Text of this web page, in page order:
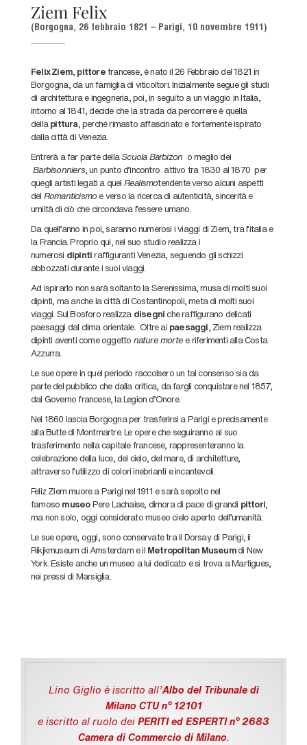
Ziem Felix
(Borgogna, 26 febbraio 1821 – Parigi, 10 novembre 1911)
Felix Ziem, pittorefrancese, è nato il 26 Febbraio del 1821 in
Borgogna, da un famiglia di viticoltori. Inizialmente segue gli studi
di architettura e ingegneria, poi, in seguito a un viaggio in Italia,
intorno al 1841, decide che la strada da percorrere è quella
della pittura, perché rimasto affascinato e fortemente ispirato
dalla città di Venezia.
Entrerà a far parte dellaScuola Barbizon o meglio dei
Barbisonniers, un punto d’incontro attivo tra 1830 al 1870 per
quegli artisti legati a quel Realismotendente verso alcuni aspetti
del Romanticismoe verso la ricerca di autenticità, sincerità e
umiltà di ciò che circondava l’essere umano.
Da quell’anno in poi, saranno numerosi i viaggi di Ziem, tra l’italia e
la Francia. Proprio qui, nel suo studio realizza i
numerosi dipintiraffiguranti Venezia, seguendo gli schizzi
abbozzati durante i suoi viaggi.
Ad ispirarlo non sarà soltanto la Serenissima, musa di molti suoi
dipinti, ma anche la città di Costantinopoli, meta di molti suoi
viaggi. Sul Bosforo realizza disegniche raffigurano delicati
paesaggi dal clima orientale. Oltre ai paesaggi, Ziem realizza
dipinti aventi come oggetto nature mortee riferimenti alla Costa
Azzurra.
Le sue opere in quel periodo raccolsero un tal consenso sia da
parte del pubblico che dalla critica, da fargli conquistare nel 1857,
dal Governo francese, la Legion d’Onore.
Nel 1860 lascia Borgogna per trasferirsi a Parigi e precisamente
alla Butte di Montmartre. Le opere che seguiranno al suo
trasferimento nella capitale francese, rappresenteranno la
celebrazione della luce, del cielo, del mare, di architetture,
attraverso l’utilizzo di colori inebrianti e incantevoli.
Feliz Ziem muore a Parigi nel 1911 e sarà sepolto nel
famoso museoPere Lachaise, dimora di pace di grandi pittori,
ma non solo, oggi considerato museo cielo aperto dell’umanità.
Le sue opere, oggi, sono conservate tra il Dorsay di Parigi, il
Rikjkmuseum di Amsterdam e il Metropolitan Museumdi New
York. Esiste anche un museo a lui dedicato e si trova a Martigues,
nei pressi di Marsiglia.
Lino Giglio è iscritto all'Albo del Tribunale di
Milano CTU n° 12101
e iscritto al ruolo dei PERITI ed ESPERTI n° 2683
Camera di Commercio di Milano.